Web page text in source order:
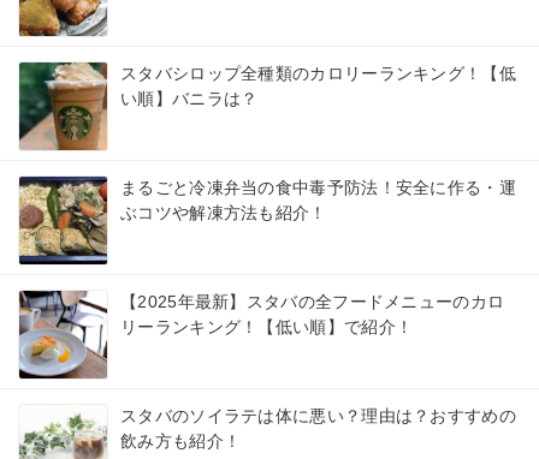
スタバシロップ全種類のカロリーランキング！【低
い順】バニラは？
まるごと冷凍弁当の食中毒予防法！安全に作る・運
ぶコツや解凍方法も紹介！
【2025年最新】スタバの全フードメニューのカロ
リーランキング！【低い順】で紹介！
スタバのソイラテは体に悪い？理由は？おすすめの
飲み方も紹介！